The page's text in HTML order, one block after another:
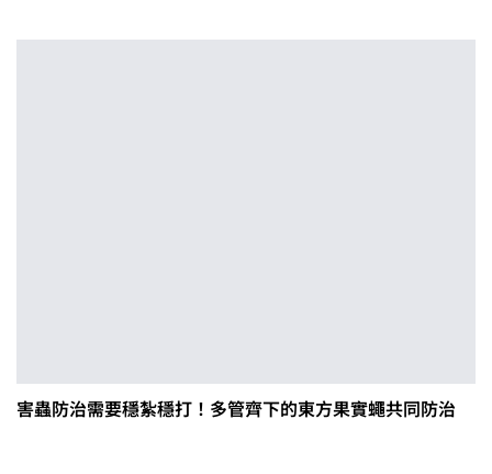
害蟲防治需要穩紮穩打！多管齊下的東方果實蠅共同防治